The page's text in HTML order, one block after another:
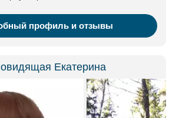
профиль и отзывы
Екатерина